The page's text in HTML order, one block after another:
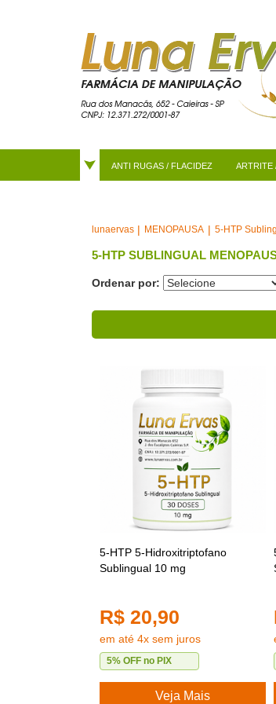
ANTI RUGAS / FLACIDEZ ARTRITE
lunaervas MENOPAUSA 5-HTP
5-HTP SUBLINGUAL
Ordenar por:
5-HTP 5-Hidroxitriptofano
Sublingual 10 mg
R$ 20,90
em até 4x sem juros
5% OFF no PIX
Veja Mais